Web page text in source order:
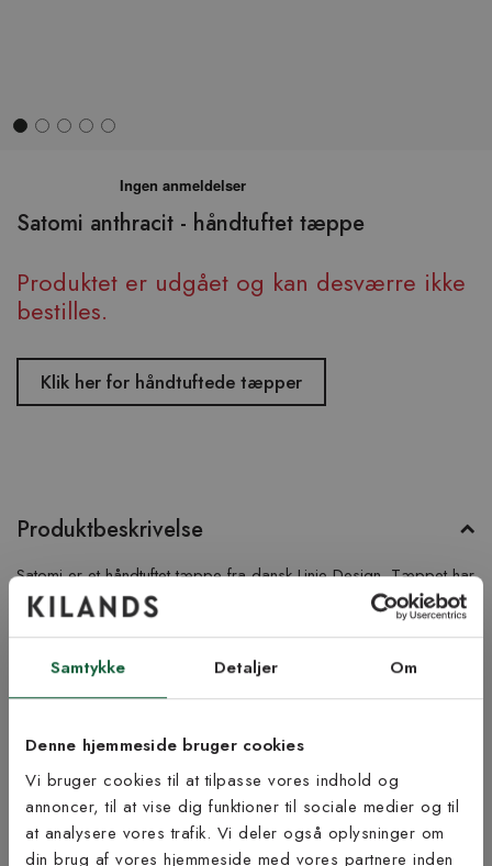
Samtykke Detaljer Om
Denne hjemmeside bruger cookies
Vi bruger cookies til at tilpasse vores indhold og
annoncer, til at vise dig funktioner til sociale medier og til
at analysere vores trafik. Vi deler også oplysninger om
din brug af vores hjemmeside med vores partnere inden
Satomi anthracit - håndtuftet tæppe
Produktet er udgået og kan desværre ikke
bestilles.
Klik her for håndtuftede tæpper
begyndelsen
af
Produktbeskrivelse
Satomi er et håndtuftet tæppe fra dansk Linie Design. Tæppet har
et grafisk mønster i smukke, dæmpede farvetoner samt en tæt
skåret luv, der gør det blødt og skønt at sætte fødderne på. Her
Produktinformation
Bæredygtighed